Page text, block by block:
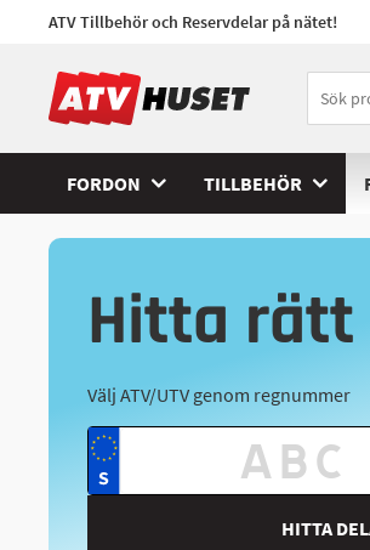
ATV Tillbehör och Reservdelar på nätet!
FORDON TILLBEHÖR
Hitta
Välj ATV/UTV genom regnummer
HITTA